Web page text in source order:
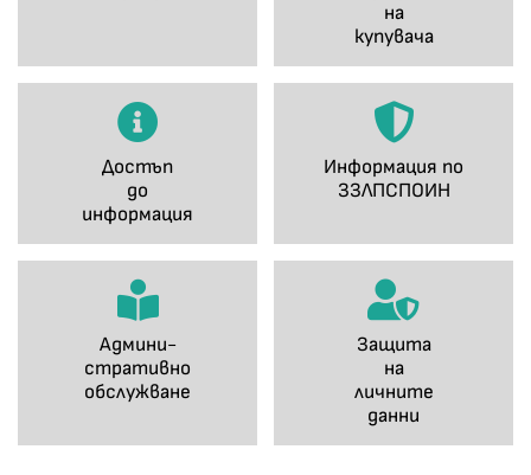
на
купувача
Достъп
до
информация
Информация по
ЗЗЛПСПОИН
Админи-
стративно
обслужване
Защита
на
личните
данни